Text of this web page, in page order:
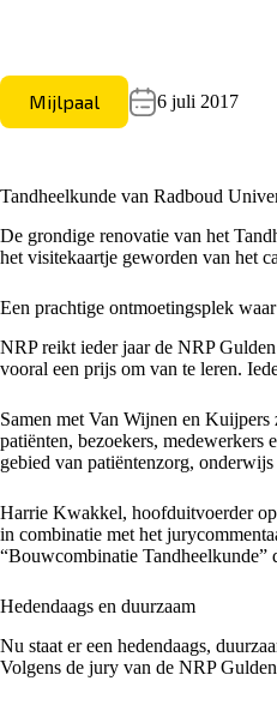
Mijlpaal 6 juli 2017
Tandheelkunde van Radboud
De grondige renovatie van het
het visitekaartje geworden van het
Een prachtige ontmoetingsplek
NRP reikt ieder jaar de NRP
vooral een prijs om van te leren.
Samen met Van Wijnen en
patiënten, bezoekers,
gebied van patiëntenzorg,
Harrie Kwakkel, hoofduitvoerder op
in combinatie met het
“Bouwcombinatie Tandheelkunde”
Hedendaags en duurzaam
Nu staat er een hedendaags,
Volgens de jury van de NRP